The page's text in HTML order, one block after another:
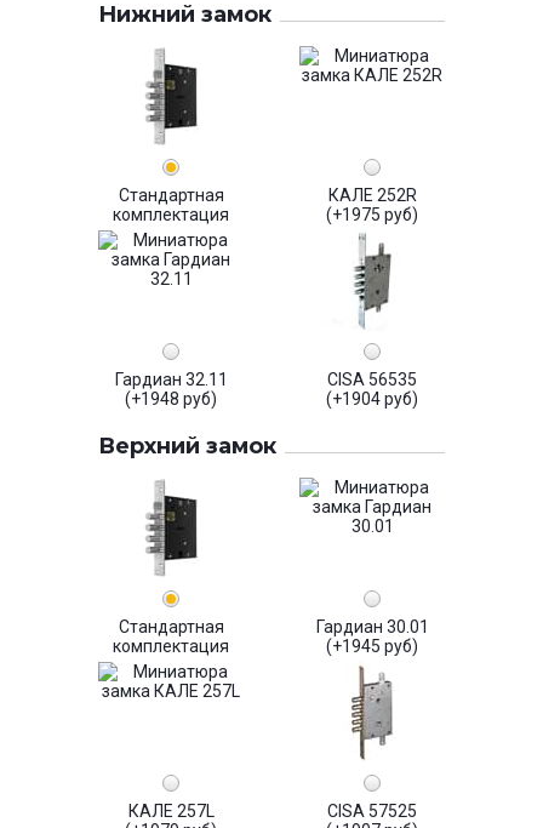
Нижний замок
Стандартная
комплектация
КАЛЕ 252R
(+1975 руб)
Гардиан 32.11
(+1948 руб)
CISA 56535
(+1904 руб)
Верхний замок
Стандартная
комплектация
Гардиан 30.01
(+1945 руб)
КАЛЕ 257L
CISA 57525